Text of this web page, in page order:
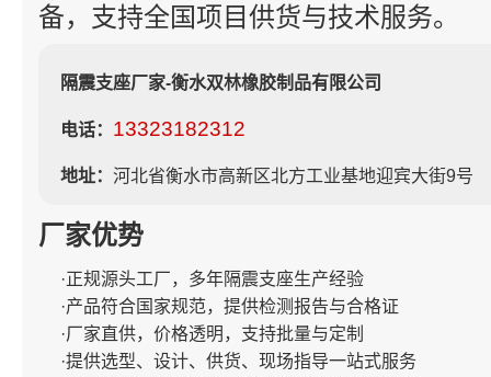
备，支持全国项目供货与技术服务。
隔震支座厂家-衡水双林橡胶制品有限公司
电话： 13323182312
地址： 河北省衡水市高新区北方工业基地迎宾大街9号
厂家优势
·正规源头工厂，多年隔震支座生产经验
·产品符合国家规范，提供检测报告与合格证
·厂家直供，价格透明，支持批量与定制
·提供选型、设计、供货、现场指导一站式服务